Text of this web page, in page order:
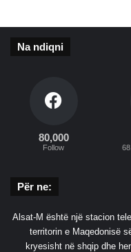
Na ndiqni
80,000
Follow
Për ne:
Alsat-M është një stacion
territorin e Maqedonisë
kryesisht në shqip dhe